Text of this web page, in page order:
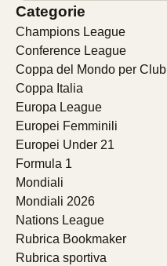
Categorie
Champions League
Conference League
Coppa del Mondo per Club
Coppa Italia
Europa League
Europei Femminili
Europei Under 21
Formula 1
Mondiali
Mondiali 2026
Nations League
Rubrica Bookmaker
Rubrica sportiva